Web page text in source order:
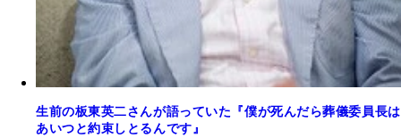
生前の板東英二さんが語っていた『僕が死んだら葬儀委員長は
あいつと約束しとるんです』